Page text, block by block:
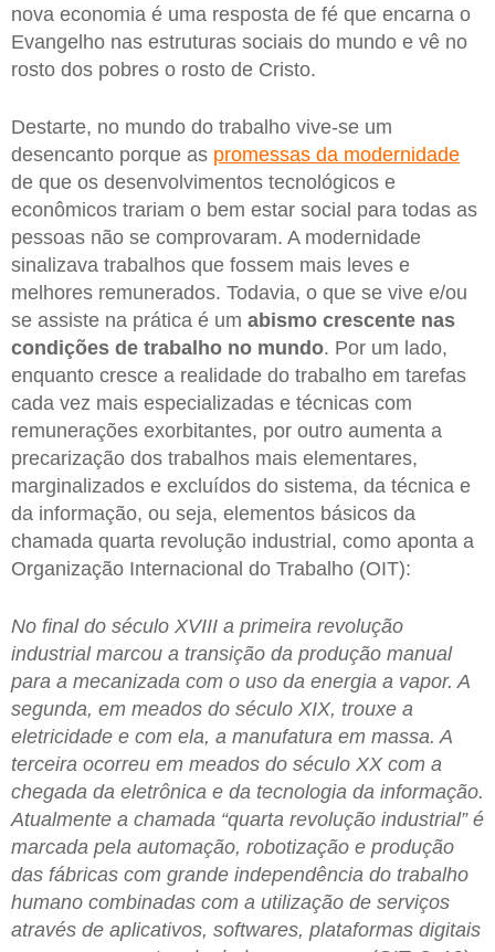
nova economia é uma resposta de fé que encarna o
Evangelho nas estruturas sociais do mundo e vê no
rosto dos pobres o rosto de Cristo.
Destarte, no mundo do trabalho vive-se um
desencanto porque as promessas da modernidade
de que os desenvolvimentos tecnológicos e
econômicos trariam o bem estar social para todas as
pessoas não se comprovaram. A modernidade
sinalizava trabalhos que fossem mais leves e
melhores remunerados. Todavia, o que se vive e/ou
se assiste na prática é um abismo crescente nas
condições de trabalho no mundo. Por um lado,
enquanto cresce a realidade do trabalho em tarefas
cada vez mais especializadas e técnicas com
remunerações exorbitantes, por outro aumenta a
precarização dos trabalhos mais elementares,
marginalizados e excluídos do sistema, da técnica e
da informação, ou seja, elementos básicos da
chamada quarta revolução industrial, como aponta a
Organização Internacional do Trabalho (OIT):
No final do século XVIII a primeira revolução
industrial marcou a transição da produção manual
para a mecanizada com o uso da energia a vapor. A
segunda, em meados do século XIX, trouxe a
eletricidade e com ela, a manufatura em massa. A
terceira ocorreu em meados do século XX com a
chegada da eletrônica e da tecnologia da informação.
Atualmente a chamada “quarta revolução industrial” é
marcada pela automação, robotização e produção
das fábricas com grande independência do trabalho
humano combinadas com a utilização de serviços
através de aplicativos, softwares, plataformas digitais